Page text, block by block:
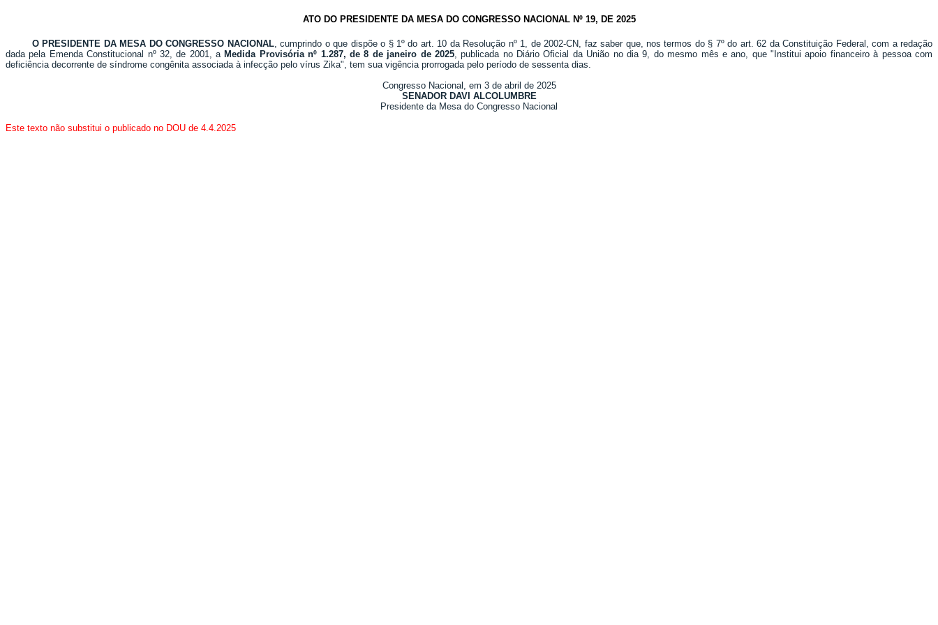
ATO DO PRESIDENTE DA MESA DO CONGRESSO NACIONAL Nº 19, DE 2025
O PRESIDENTE DA MESA DO CONGRESSO NACIONAL, cumprindo o que dispõe o § 1º do art. 10 da Resolução nº 1, de 2002-CN, faz saber que, nos termos do § 7º do art. 62 da Constituição Federal, com a redação
dada pela Emenda Constitucional nº 32, de 2001, a Medida Provisória nº 1.287, de 8 de janeiro de 2025, publicada no Diário Oficial da União no dia 9, do mesmo mês e ano, que "Institui apoio financeiro à pessoa com
deficiência decorrente de síndrome congênita associada à infecção pelo vírus Zika", tem sua vigência prorrogada pelo período de sessenta dias.
Congresso Nacional, em 3 de abril de 2025
SENADOR DAVI ALCOLUMBRE
Presidente da Mesa do Congresso Nacional
Este texto não substitui o publicado no DOU de 4.4.2025